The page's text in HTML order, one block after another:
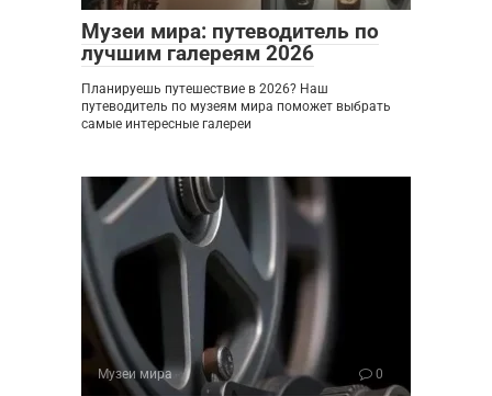
Музеи мира: путеводитель по
лучшим галереям 2026
Планируешь путешествие в 2026? Наш
путеводитель по музеям мира поможет выбрать
самые интересные галереи
Музеи мира 0